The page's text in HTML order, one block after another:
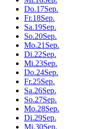
Do.17Sep.
Fr.18Sep.
Sa.19Sep.
So.20Sep.
Mo.21 Sep.
Di.22Sep.
Mi.23Sep.
Do.24Sep.
Fr.25Sep.
Sa.26Sep.
So.27Sep.
Mo.28Sep.
Di.29Sep.
Mi.30Sep.